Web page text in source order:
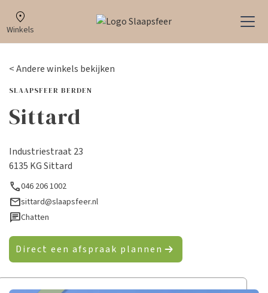
Winkels
< Andere winkels bekijken
SLAAPSFEER BERDEN
Sittard
Industriestraat 23
6135 KG Sittard
call046 206 1002
mailsittard@slaapsfeer.nl
chatChatten
Direct een afspraak plannen